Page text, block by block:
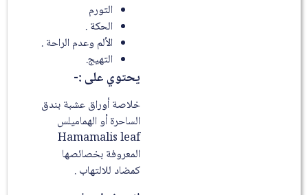
التورم
الحكة .
الألم وعدم الراحة .
التهيج.
يحتوي على :-
خلاصة أوراق عشبة بندق
الساحرة أو الهماميلس
Hamamalis leaf
المعروفة بخصائصها
كمضاد للالتهاب .